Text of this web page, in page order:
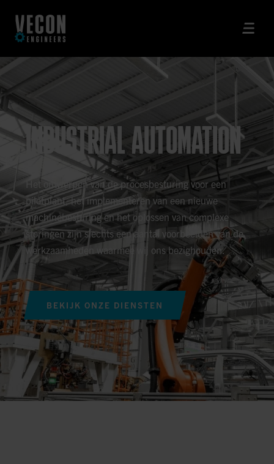
INDUSTRIAL AUTOMATION
Het ontwerpen van de procesbesturing voor een
pilotplant, het implementeren van een nieuwe
machinebesturing en het oplossen van complexe
storingen zijn slechts een aantal voorbeelden van de
werkzaamheden waarmee wij ons bezighouden.
BEKIJK ONZE DIENSTEN